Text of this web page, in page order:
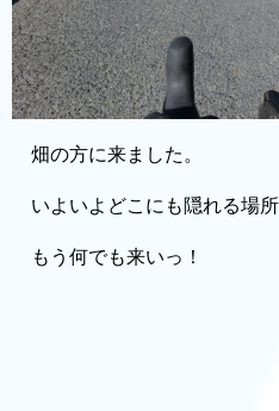
畑の方に来ました。
いよいよどこにも隠れる場所
もう何でも来いっ！